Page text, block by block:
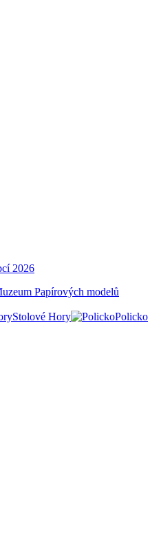
2026
Stolové Hory Policko